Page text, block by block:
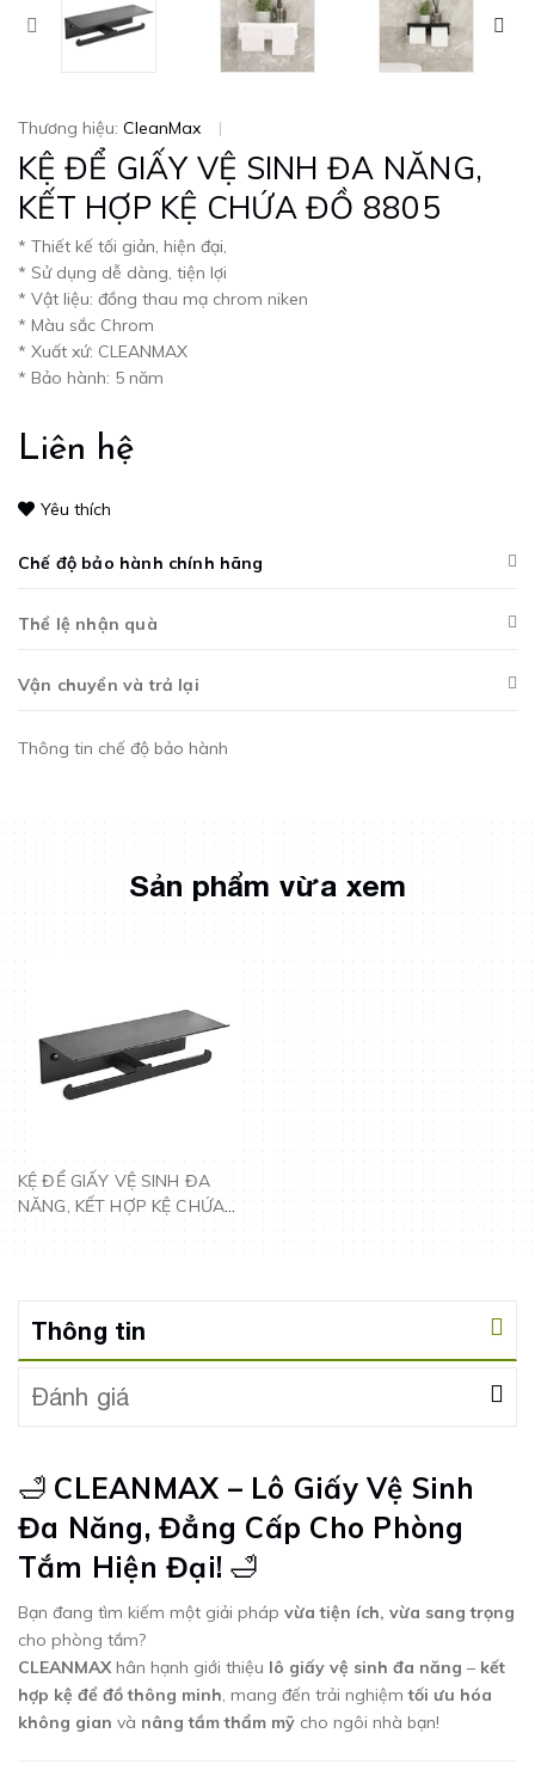
Thương hiệu: CleanMax |
KỆ ĐỂ GIẤY VỆ SINH ĐA NĂNG,
KẾT HỢP KỆ CHỨA ĐỒ 8805
* Thiết kế tối giản, hiện đại,
* Sử dụng dễ dàng, tiện lợi
* Vật liệu: đồng thau mạ chrom niken
* Màu sắc Chrom
* Xuất xứ: CLEANMAX
* Bảo hành: 5 năm
Liên hệ
Yêu thích
Chế độ bảo hành chính hãng
Thể lệ nhận quà
Vận chuyển và trả lại
Thông tin chế độ bảo hành
Sản phẩm vừa xem
KỆ ĐỂ GIẤY VỆ SINH ĐA
NĂNG, KẾT HỢP KỆ CHỨA
ĐỒ 8805
Thông tin
Đánh giá
🛁 CLEANMAX – Lô Giấy Vệ Sinh
Đa Năng, Đẳng Cấp Cho Phòng
Tắm Hiện Đại! 🛁
Bạn đang tìm kiếm một giải pháp vừa tiện ích, vừa sang trọng
cho phòng tắm?
CLEANMAX hân hạnh giới thiệu lô giấy vệ sinh đa năng – kết
hợp kệ để đồ thông minh , mang đến trải nghiệmtối ưu hóa
không gian và nâng tầm thẩm mỹ cho ngôi nhà bạn!